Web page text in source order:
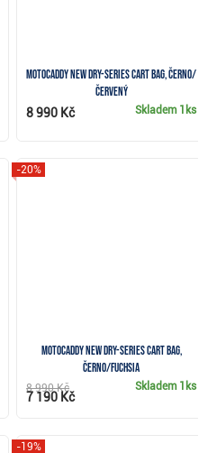
Motocaddy NEW Dry-Series cart bag, černo/
červený
Skladem 1ks
8 990 Kč
Motocaddy NEW Dry-Series cart bag,
černo/fuchsia
-20%
Skladem 1ks
8 990 Kč
7 190 Kč
-19%